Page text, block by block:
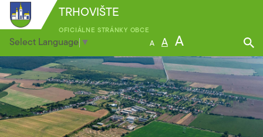
TRHOVIŠTE
OFICIÁLNE STRÁNKY OBCE
Select Language ▼ A A A